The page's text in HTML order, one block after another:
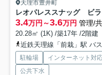
天理市豊井町
レオパレススナッグ ビラ
3.4万円～3.6万円 管理/
20.28㎡ (1K) /築17年 /2階建
近鉄天理線「前栽」駅 バス
駐輪場 インターネット対
公共下水